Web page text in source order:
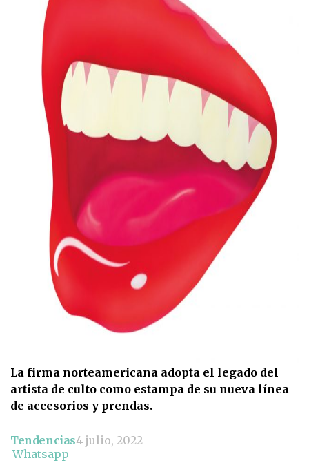
La firma norteamericana adopta el legado del
artista de culto como estampa de su nueva línea
de accesorios y prendas.
Tendencias4 julio, 2022
Whatsapp